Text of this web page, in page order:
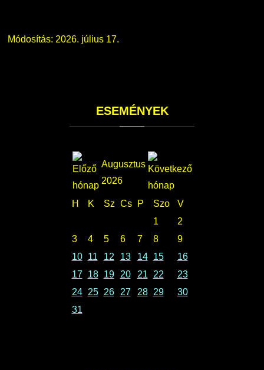
Módosítás: 2026. július 17.
ESEMÉNYEK
Augusztus
2026
H K Sz Cs P Szo
V
1
2
3
4 5 6 7 8
9
10
11 12 13 14 15
16
17
18 19 20 21 22
23
24
25 26 27 28 29
30
31